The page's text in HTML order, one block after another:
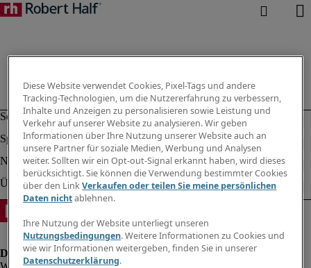
Diese Website verwendet Cookies, Pixel-Tags und andere
Tracking-Technologien, um die Nutzererfahrung zu verbessern,
Inhalte und Anzeigen zu personalisieren sowie Leistung und
Verkehr auf unserer Website zu analysieren. Wir geben
Informationen über Ihre Nutzung unserer Website auch an
unsere Partner für soziale Medien, Werbung und Analysen
weiter. Sollten wir ein Opt-out-Signal erkannt haben, wird dieses
berücksichtigt. Sie können die Verwendung bestimmter Cookies
über den LinkVerkaufen oder teilen Sie meine persönlichen
Daten nichtablehnen.
Ihre Nutzung der Website unterliegt unseren
Nutzungsbedingungen. Weitere Informationen zu Cookies und
wie wir Informationen weitergeben, finden Sie in unserer
Datenschutzerklärung.